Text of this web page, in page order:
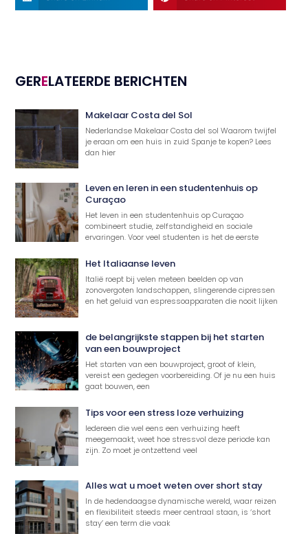
GERELATEERDE BERICHTEN
Makelaar Costa del Sol
Nederlandse Makelaar Costa del sol Waarom twijfel
je eraan om een huis in zuid Spanje te kopen? Lees
dan hier
Leven en leren in een studentenhuis op
Curaçao
Het leven in een studentenhuis op Curaçao
combineert studie, zelfstandigheid en sociale
ervaringen. Voor veel studenten is het de eerste
Het Italiaanse leven
Italië roept bij velen meteen beelden op van
zonovergoten landschappen, slingerende cipressen
en het geluid van espressoapparaten die nooit lijken
de belangrijkste stappen bij het starten
van een bouwproject
Het starten van een bouwproject, groot of klein,
vereist een gedegen voorbereiding. Of je nu een huis
gaat bouwen, een
Tips voor een stress loze verhuizing
Iedereen die wel eens een verhuizing heeft
meegemaakt, weet hoe stressvol deze periode kan
zijn. Zo moet je ontzettend veel
Alles wat u moet weten over short stay
In de hedendaagse dynamische wereld, waar reizen
en flexibiliteit steeds meer centraal staan, is ‘short
stay’ een term die vaak